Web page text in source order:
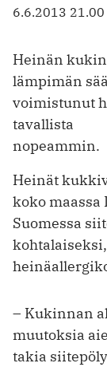
6.6.2013 21.00
Heinän
lämpimän
voimistunut
tavallista
nopeammin.
Heinät
koko maassa
Suomessa
– Kukinnan
muutoksia
takia